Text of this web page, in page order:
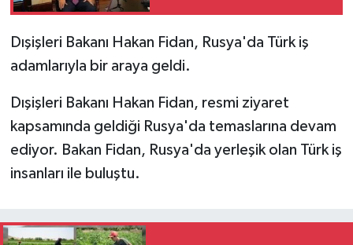
Türkiye'yi
prangalarından
Dışişleri Bakanı Hakan Fidan, Rusya'da Türk iş
adamlarıyla bir araya geldi.
Dışişleri Bakanı Hakan Fidan, resmi ziyaret
kapsamında geldiği Rusya'da temaslarına devam
ediyor. Bakan Fidan, Rusya'da yerleşik olan Türk iş
insanları ile buluştu.